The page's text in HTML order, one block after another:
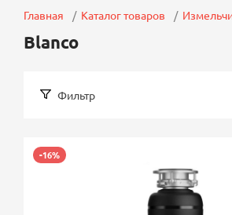
Главная Каталог товаров
Blanco
Фильтр
Подбор параметров
-16%